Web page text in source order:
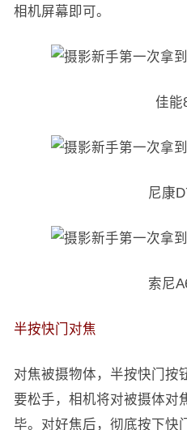
相机屏幕即可。
佳能
尼康
索尼
半按快门对焦
对焦被摄物体，半按快门按
要松手，相机将对被摄体对
毕。对好焦后，彻底按下快